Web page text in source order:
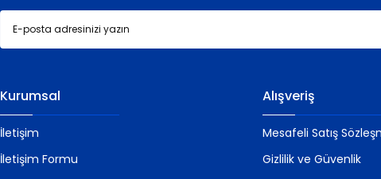
Gönder
Kurumsal
İletişim
İletişim Formu
Alışveriş
Mesafeli Satış
Gizlilik ve Güvenlik